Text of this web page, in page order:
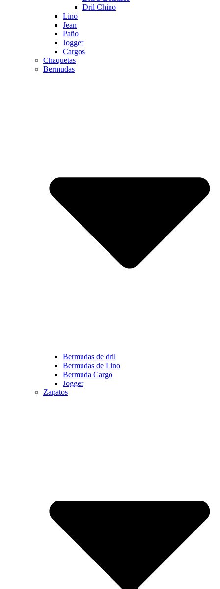
Dril Chino
Lino
Jean
Paño
Jogger
Cargos
Chaquetas
Bermudas
Bermudas de dril
Bermudas de Lino
Bermuda Cargo
Jogger
Zapatos